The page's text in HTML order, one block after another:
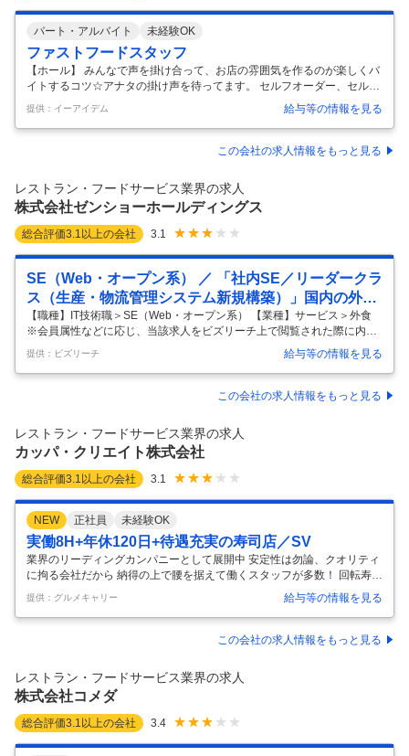
パート・アルバイト 未経験OK
ファストフードスタッフ
【ホール】 みんなで声を掛け合って、お店の雰囲気を作るのが楽しくバ
イトするコツ☆アナタの掛け声を待ってます。 セルフオーダー、セルフ
会計で、現金の受け渡しはほとんどありません。※一部店舗を除く 【キ
ッチン】 うどんを湯掻いたり、丼を作ったり、なか卯自慢の「こだわり
メニュー」をスピーディに調理してください。 すべての商品にマニュア
ルがあり料理が苦手な方も初日から簡単においしい商品が作れます◎…
提供：イーアイデム 給与等の情報を見る
この会社の求人情報をもっと見る
レストラン・フードサービス業界の求人
株式会社ゼンショーホールディングス
総合評価3.1 以上の会社 3.1
SE（Web・オープン系） ／ 「社内SE／リーダークラ
ス（生産・物流管理システム新規構築）」国内の外食
企業トップクラス／ITへ惜しまない投資／自身がやり
たいことをかたちにできます／すき家・はま寿司のゼ
ンショー
【職種】IT技術職＞SE（Web・オープン系） 【業種】サービス＞外食
※会員属性などに応じ、当該求人をビズリーチ上で閲覧された際に内容
が異なる場合があります ■企業・求人の特色 1982年6月創業「世界から
飢餓と貧困を撲滅する」 という企業理念を本気で追及し国内、海外で飲
食店を運営。 外食産業の中でもずば抜けて、M&Aや自動化・ITなどへの
積極投資。 事業拡大を目指しています。 ■業務内容 ■ゼンショーHDの強
庫管理、生産管理などのサプライチェーンに関わるシステムの新規開
発・プロジェクト進行をお任せします。 物流センターDX化
提供：ビズリーチ 給与等の情報を見る
この会社の求人情報をもっと見る
レストラン・フードサービス業界の求人
カッパ・クリエイト株式会社
総合評価3.1 以上の会社 3.1
NEW 正社員 未経験OK
実働8H+年休120日+待遇充実の寿司店／SV
業界のリーディングカンパニーとして展開中 安定性は勿論、クオリティ
に拘る会社だから 納得の上で腰を据えて働くスタッフが多数！ 回転寿司
業界No.1を目指し、グループで外食日本一企業の実現へ向け事業展開！
誰もが知ってる寿司ブランドとして、より一層の向上を目指して募集を
実施中。 “安心・安全”はもちろん、何より“うまい寿司ブランド”とし
て、 企業努力を重ね、会社全体でお客様や食材に真剣に向き合い、 『気
ドを展開！ 日本国内はもちろん、世界中の皆さまに日本が誇る伝統食で
ある、 寿司の素晴らしさを今後も伝えていくべく、 グループ母体との
提供：グルメキャリー 給与等の情報を見る
この会社の求人情報をもっと見る
レストラン・フードサービス業界の求人
株式会社コメダ
総合評価3.1 以上の会社 3.4